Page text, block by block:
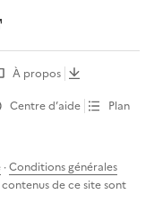
À propos
Centre d’aide
Plan
·Conditions générales
de ce site sont